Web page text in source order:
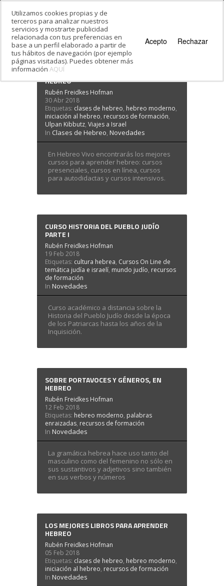
Estás en: Inicio · El blog de Hebreo Vivo
El blog de Hebreo Vivo
LOS MEJORES CURSOS PARA APRENDER
HEBREO
Rubén Freidkes Hofman
30 Abr 2018
Etiquetas: clases de hebreo, hebreo moderno,
iniciación al hebreo, recursos de formación,
Ulpan Kibbutz, Viajes a Israel
In Clases de Hebreo,Novedades
En Hebreo Vivo encontrarás los mejores
cursos para aprender hebreo: cursos
presenciales, cursos en línea, cursos
para autodidactas y cursos intensivos.
CURSO HISTORIA DEL PUEBLO JUDÍO
PARTE I
Rubén Freidkes Hofman
19 Feb 2018
Etiquetas: cultura hebrea, Cursos On Line de
temática judía e israelí, mundo judío, recursos
de formación
In Novedades
Curso académico a distancia sobre la
Historia del Pueblo Judío desde la época
de los Patriarcas hasta los años de la
Inquisición.
SOBRE PORTAVOCES Y GÉNEROS, EN
HEBREO
Rubén Freidkes Hofman
12 Feb 2018
Etiquetas: hebreo moderno, palabras
enraizadas, recursos de formación
In Novedades
La gramática hebrea hace uso tanto del
masculino como del femenino no sólo en
sus sustantivos y adjetivos sino también
en sus verbos y números
LOS MEJORES LIBROS PARA APRENDER
HEBREO
Rubén Freidkes Hofman
05 Feb 2018
Etiquetas: clases de hebreo, hebreo moderno,
iniciación al hebreo, recursos de formación
In Novedades
Utilizamos cookies propias y de
terceros para analizar nuestros
servicios y mostrarte publicidad
relacionada con tus preferencias en
base a un perfil elaborado a partir de
tus hábitos de navegación (por ejemplo
páginas visitadas). Puedes obtener más
información AQUÍ
Acepto Rechazar